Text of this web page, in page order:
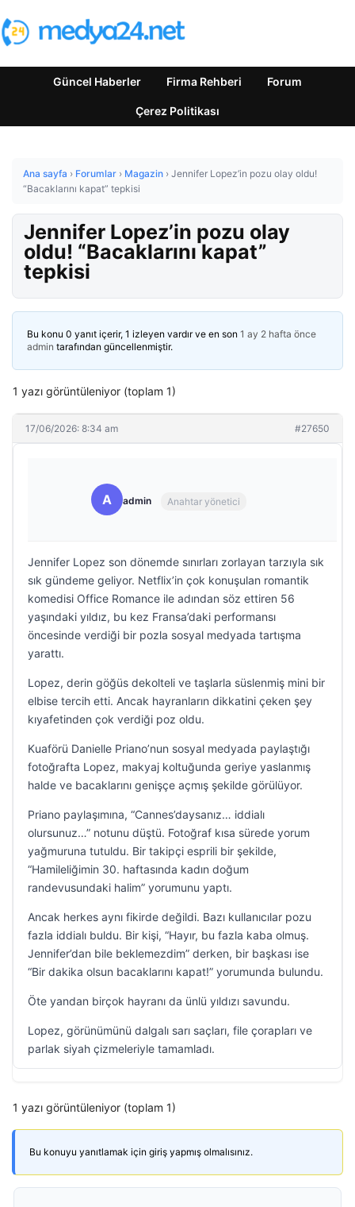
Güncel Haberler Firma Rehberi Forum
Çerez Politikası
Ana sayfa › Forumlar › Magazin › Jennifer Lopez’in pozu olay oldu!
“Bacaklarını kapat” tepkisi
Jennifer Lopez’in pozu olay
oldu! “Bacaklarını kapat”
tepkisi
Bu konu 0 yanıt içerir, 1 izleyen vardır ve en son 1 ay 2 hafta önce
admin tarafından güncellenmiştir.
1 yazı görüntüleniyor (toplam 1)
17/06/2026: 8:34 am #27650
A admin Anahtar yönetici
Jennifer Lopez son dönemde sınırları zorlayan tarzıyla sık
sık gündeme geliyor. Netflix’in çok konuşulan romantik
komedisi Office Romance ile adından söz ettiren 56
yaşındaki yıldız, bu kez Fransa’daki performansı
öncesinde verdiği bir pozla sosyal medyada tartışma
yarattı.
Lopez, derin göğüs dekolteli ve taşlarla süslenmiş mini bir
elbise tercih etti. Ancak hayranların dikkatini çeken şey
kıyafetinden çok verdiği poz oldu.
Kuaförü Danielle Priano’nun sosyal medyada paylaştığı
fotoğrafta Lopez, makyaj koltuğunda geriye yaslanmış
halde ve bacaklarını genişçe açmış şekilde görülüyor.
Priano paylaşımına, “Cannes’daysanız… iddialı
olursunuz…” notunu düştü. Fotoğraf kısa sürede yorum
yağmuruna tutuldu. Bir takipçi esprili bir şekilde,
“Hamileliğimin 30. haftasında kadın doğum
randevusundaki halim” yorumunu yaptı.
Ancak herkes aynı fikirde değildi. Bazı kullanıcılar pozu
fazla iddialı buldu. Bir kişi, “Hayır, bu fazla kaba olmuş.
Jennifer’dan bile beklemezdim” derken, bir başkası ise
“Bir dakika olsun bacaklarını kapat!” yorumunda bulundu.
Öte yandan birçok hayranı da ünlü yıldızı savundu.
Lopez, görünümünü dalgalı sarı saçları, file çorapları ve
parlak siyah çizmeleriyle tamamladı.
1 yazı görüntüleniyor (toplam 1)
Bu konuyu yanıtlamak için giriş yapmış olmalısınız.